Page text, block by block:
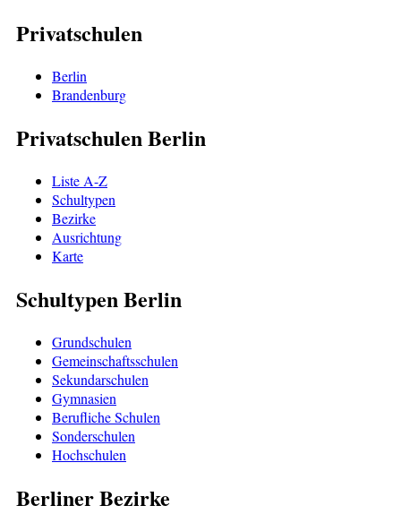
Privatschulen
Berlin
Brandenburg
Privatschulen Berlin
Liste A-Z
Schultypen
Bezirke
Ausrichtung
Karte
Schultypen Berlin
Grundschulen
Gemeinschaftsschulen
Sekundarschulen
Gymnasien
Berufliche Schulen
Sonderschulen
Hochschulen
Berliner Bezirke